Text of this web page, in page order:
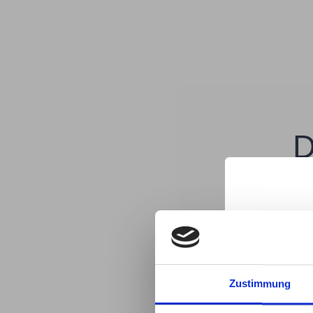
Zustimmung
Offenbach. Neben den